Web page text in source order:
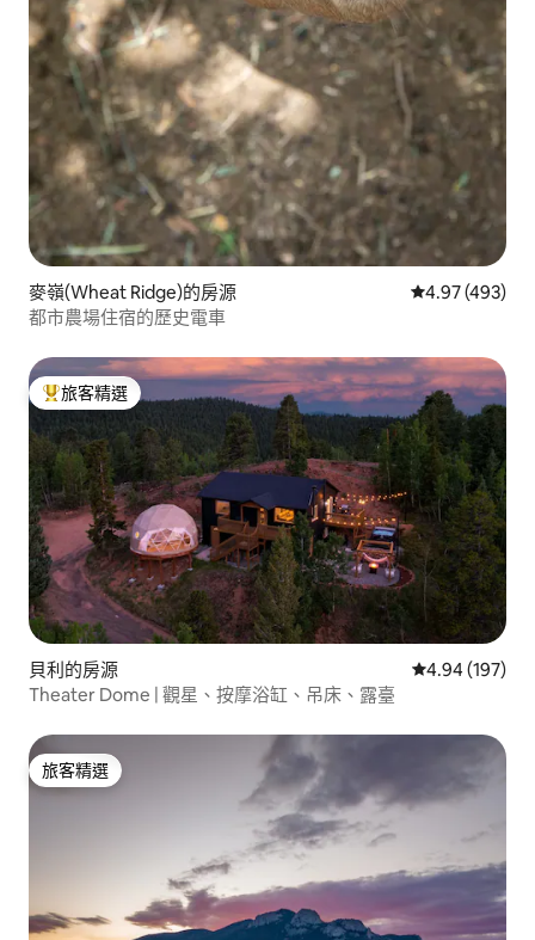
麥嶺(Wheat Ridge)的房源 從 493 則評價
4.97 (493)
都市農場住宿的歷史電車
旅客精選榜首
旅客精選
貝利的房源 從 197 則評價
4.94 (197)
Theater Dome | 觀星、按摩浴缸、吊床、露臺
旅客精選
旅客精選